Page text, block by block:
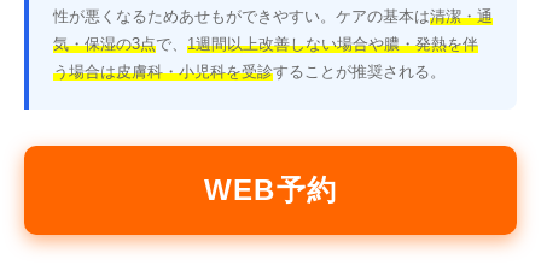
性が悪くなるためあせもができやすい。ケアの基本は清潔・通
気・保湿の3点で、 1週間以上改善しない場合や膿・発熱を伴
う場合は皮膚科・小児科を受診することが推奨される。
WEB予約